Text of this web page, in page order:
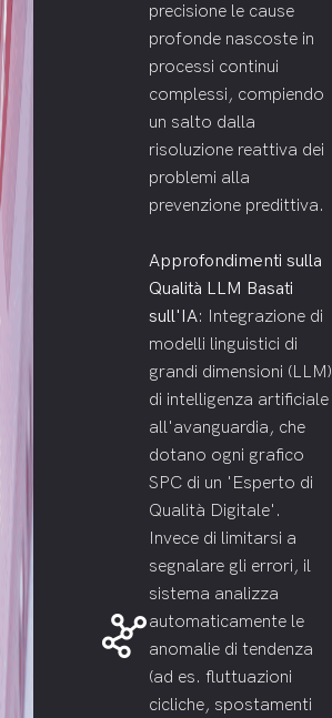
precisione le cause
profonde nascoste in
processi continui
complessi, compiendo
un salto dalla
risoluzione reattiva dei
problemi alla
prevenzione predittiva.
graph_3
Approfondimenti sulla
Qualità LLM Basati
sull'IA: Integrazione di
modelli linguistici di
grandi dimensioni (LLM)
di intelligenza artificiale
all'avanguardia, che
dotano ogni grafico
SPC di un 'Esperto di
Qualità Digitale'.
Invece di limitarsi a
segnalare gli errori, il
sistema analizza
automaticamente le
anomalie di tendenza
(ad es. fluttuazioni
cicliche, spostamenti